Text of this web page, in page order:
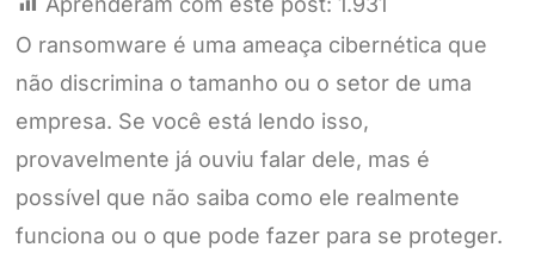
O ransomware é uma ameaça cibernética que
não discrimina o tamanho ou o setor de uma
empresa. Se você está lendo isso,
provavelmente já ouviu falar dele, mas é
possível que não saiba como ele realmente
funciona ou o que pode fazer para se proteger.